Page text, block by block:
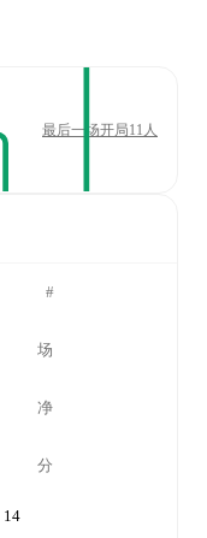
最后一场开局11人
#
场
净
分
14